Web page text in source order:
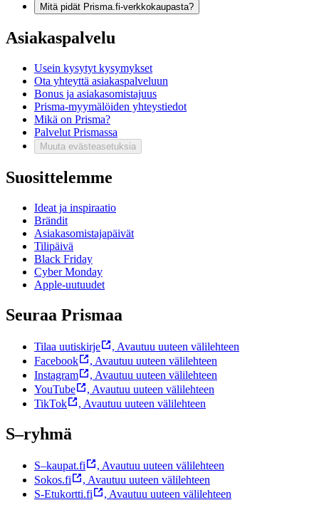
Mitä pidät Prisma.fi-verkkokaupasta?
Asiakaspalvelu
Usein kysytyt kysymykset
Ota yhteyttä asiakaspalveluun
Bonus ja asiakasomistajuus
Prisma-myymälöiden yhteystiedot
Mikä on Prisma?
Palvelut Prismassa
Muuta evästeasetuksia
Suosittelemme
Ideat ja inspiraatio
Brändit
Asiakasomistajapäivät
Tilipäivä
Black Friday
Cyber Monday
Apple-uutuudet
Seuraa Prismaa
Tilaa uutiskirje , Avautuu uuteen välilehteen
Facebook
, Avautuu uuteen välilehteen
Instagram
, Avautuu uuteen välilehteen
YouTube
, Avautuu uuteen välilehteen
TikTok
, Avautuu uuteen välilehteen
S–ryhmä
S–kaupat.fi , Avautuu uuteen välilehteen
Sokos.fi
, Avautuu uuteen välilehteen
S-Etukortti.fi
, Avautuu uuteen välilehteen